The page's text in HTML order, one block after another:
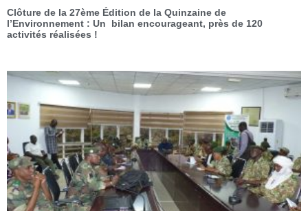
Clôture de la 27ème Édition de la Quinzaine de
l’Environnement : Un bilan encourageant, près de 120
activités réalisées !